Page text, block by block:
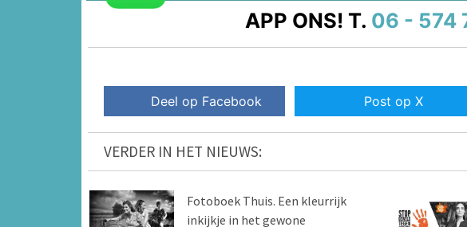
APP ONS! T. 06 - 574
Deel op Facebook Post op X
VERDER IN HET NIEUWS:
Fotoboek Thuis. Een kleurrijk
inkijkje in het gewone